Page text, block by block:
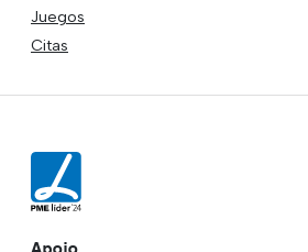
Juegos
Citas